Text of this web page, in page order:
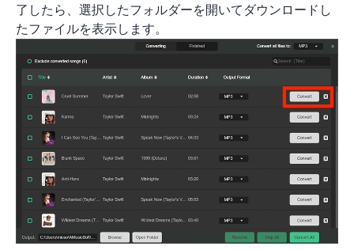
了したら、選択したフォルダーを開いてダウンロードし
たファイルを表示します。